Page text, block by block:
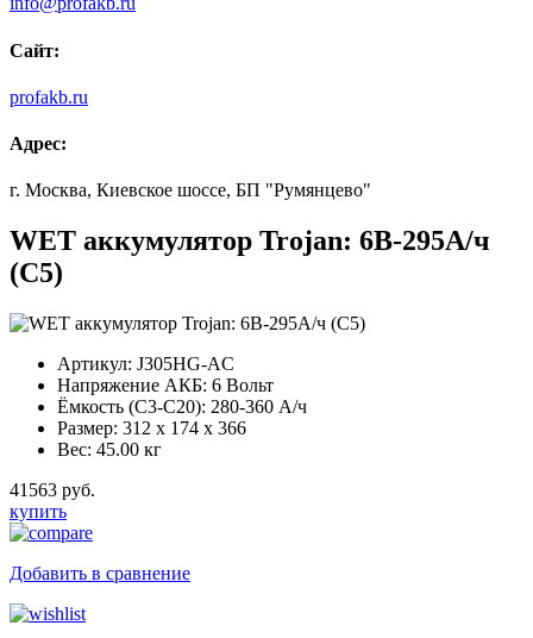
Сайт:
profakb.ru
Адрес:
г. Москва, Киевское шоссе, БП "Румянцево"
WET аккумулятор Trojan: 6В-295А/ч
(С5)
Артикул: J305HG-AC
Напряжение АКБ: 6 Вольт
Ёмкость (С3-С20): 280-360 А/ч
Размер: 312 x 174 x 366
Вес: 45.00 кг
41563 руб.
купить
Добавить в сравнение